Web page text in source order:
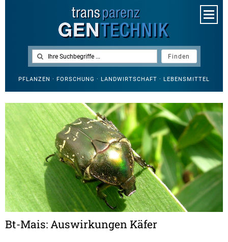
PFLANZEN · FORSCHUNG · LANDWIRTSCHAFT · LEBENSMITTEL
Bt-Mais: Auswirkungen Käfer